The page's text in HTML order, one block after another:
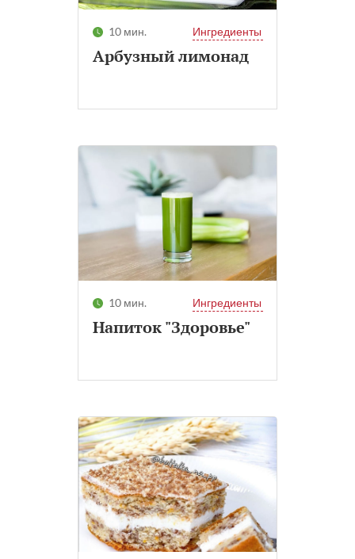
10 мин. Ингредиенты
Арбузный лимонад
10 мин. Ингредиенты
Напиток "Здоровье"